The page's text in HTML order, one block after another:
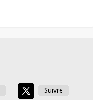
Suivre